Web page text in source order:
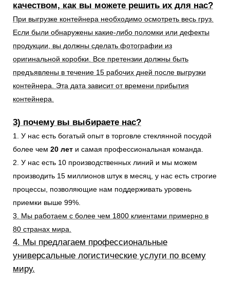
качеством, как вы можете решить их для нас?
При выгрузке контейнера необходимо осмотреть весь груз.
Если были обнаружены какие-либо поломки или дефекты
продукции, вы должны сделать фотографии из
оригинальной коробки. Все претензии должны быть
предъявлены в течение 15 рабочих дней после выгрузки
контейнера. Эта дата зависит от времени прибытия
контейнера.
3) почему вы выбираете нас?
1. У нас есть богатый опыт в торговле стеклянной посудой
более чем 20 лет и самая профессиональная команда.
2. У нас есть 10 производственных линий и мы можем
производить 15 миллионов штук в месяц, у нас есть строгие
процессы, позволяющие нам поддерживать уровень
приемки выше 99%.
3. Мы работаем с более чем 1800 клиентами примерно в
80 странах мира.
4. Мы предлагаем профессиональные
универсальные логистические услуги по всему
миру.